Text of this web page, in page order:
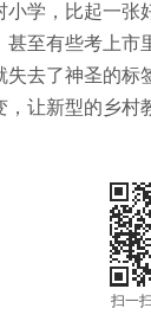
学，比起一
至有些考上
去了神圣的
让新型的乡村
扫一